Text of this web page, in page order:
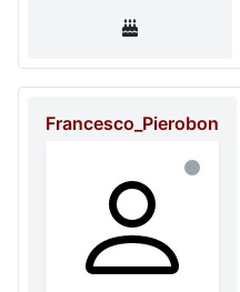
Francesco_Pierobon